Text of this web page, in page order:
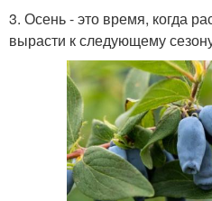
3. Осень - это время, когда
вырасти к следующему